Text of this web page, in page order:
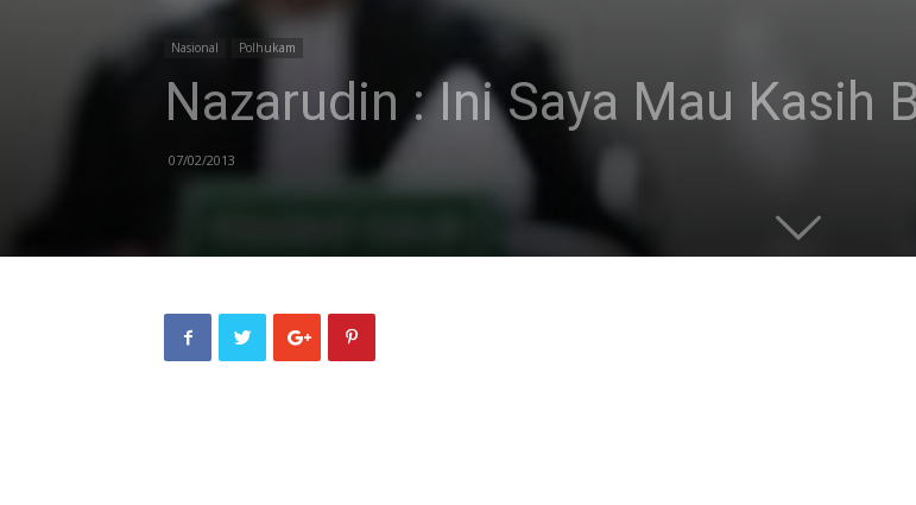
Nasional Polhukam
Nazarudin : Ini Saya Mau Kasih
07/02/2013